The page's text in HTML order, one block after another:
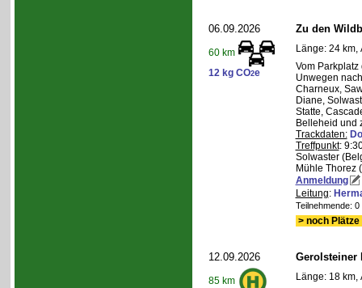
06.09.2026
60 km
12 kg CO2e
Zu den
Länge: 24 km,
Vom
Unwegen
Charneux,
Diane,
Statte,
Belleheid und
Trackdaten:
Treffpunkt:
Solwaster
Mühle Thorez
Anmeldung
Leitung:
Teilnehmende:
> noch
12.09.2026
85 km
Gerolsteiner
Länge: 18 km,